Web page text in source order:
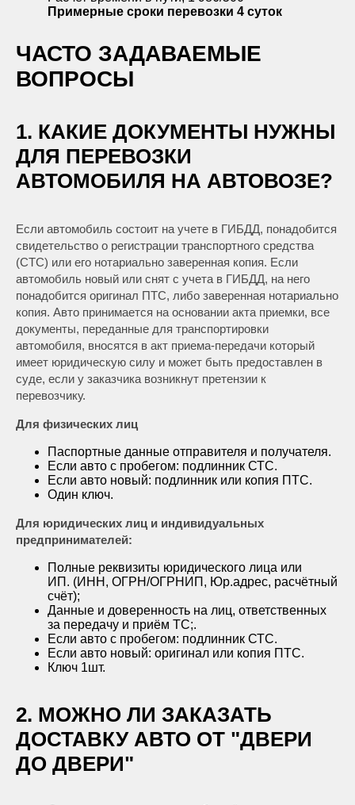
Примерные сроки перевозки 4 суток
ЧАСТО ЗАДАВАЕМЫЕ
ВОПРОСЫ
1. КАКИЕ ДОКУМЕНТЫ НУЖНЫ
ДЛЯ ПЕРЕВОЗКИ
АВТОМОБИЛЯ НА АВТОВОЗЕ?
Если автомобиль состоит на учете в ГИБДД, понадобится
свидетельство о регистрации транспортного средства
(СТС) или его нотариально заверенная копия. Если
автомобиль новый или снят с учета в ГИБДД, на него
понадобится оригинал ПТС, либо заверенная нотариально
копия. Авто принимается на основании акта приемки, все
документы, переданные для транспортировки
автомобиля, вносятся в акт приема-передачи который
имеет юридическую силу и может быть предоставлен в
суде, если у заказчика возникнут претензии к
перевозчику.
Для физических лиц
Паспортные данные отправителя и получателя.
Если авто с пробегом: подлинник СТС.
Если авто новый: подлинник или копия ПТС.
Один ключ.
Для юридических лиц и индивидуальных
предпринимателей:
Полные реквизиты юридического лица или
ИП. (ИНН, ОГРН/ОГРНИП, Юр.адрес, расчётный
счёт);
Данные и доверенность на лиц, ответственных
за передачу и приём ТС;.
Если авто с пробегом: подлинник СТС.
Если авто новый: оригинал или копия ПТС.
Ключ 1шт.
2. МОЖНО ЛИ ЗАКАЗАТЬ
ДОСТАВКУ АВТО ОТ "ДВЕРИ
ДО ДВЕРИ"